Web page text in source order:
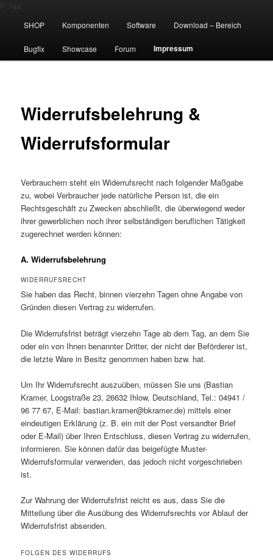
EdMa
SHOP Komponenten Software Download – Bereich
Bugfix Showcase Forum Impressum
Widerrufsbelehrung &
Widerrufsformular
Verbrauchern steht ein Widerrufsrecht nach folgender Maßgabe
zu, wobei Verbraucher jede natürliche Person ist, die ein
Rechtsgeschäft zu Zwecken abschließt, die überwiegend weder
ihrer gewerblichen noch ihrer selbständigen beruflichen Tätigkeit
zugerechnet werden können:
A. Widerrufsbelehrung
WIDERRUFSRECHT
Sie haben das Recht, binnen vierzehn Tagen ohne Angabe von
Gründen diesen Vertrag zu widerrufen.
Die Widerrufsfrist beträgt vierzehn Tage ab dem Tag, an dem Sie
oder ein von Ihnen benannter Dritter, der nicht der Beförderer ist,
die letzte Ware in Besitz genommen haben bzw. hat.
Um Ihr Widerrufsrecht auszuüben, müssen Sie uns (Bastian
Kramer, Loogstraße 23, 26632 Ihlow, Deutschland, Tel.: 04941 /
96 77 67, E-Mail: bastian.kramer@bkramer.de) mittels einer
eindeutigen Erklärung (z. B. ein mit der Post versandter Brief
oder E-Mail) über Ihren Entschluss, diesen Vertrag zu widerrufen,
informieren. Sie können dafür das beigefügte Muster-
Widerrufsformular verwenden, das jedoch nicht vorgeschrieben
ist.
Zur Wahrung der Widerrufsfrist reicht es aus, dass Sie die
Mitteilung über die Ausübung des Widerrufsrechts vor Ablauf der
Widerrufsfrist absenden.
FOLGEN DES WIDERRUFS